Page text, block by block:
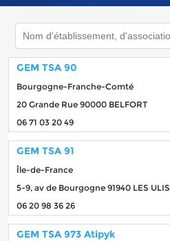
GEM TSA 90
Bourgogne-Franche-Comté
20 Grande Rue 90000 BELFORT
06 71 03 20 49
GEM TSA 91
Île-de-France
5-9, av de Bourgogne 91940 LES ULIS
06 20 98 36 26
GEM TSA 973 Atipyk